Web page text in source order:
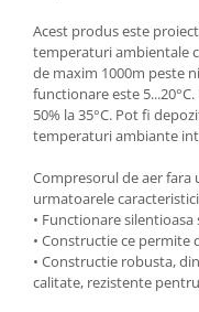
Zdrobitoare electrice &
Zdrobitoare manuale
Masini de cusut si
Articole antidaunatori
Suflante si aspiratoare
Unelte altoit
Unelte manuale de
Acest produs este
temperaturi ambientale
de maxim 1000m peste
functionare este
50% la 35°C. Pot fi
temperaturi ambiante
Compresorul de aer fara
urmatoarele
• Functionare silentioasa
• Constructie ce permite
• Constructie robusta,
calitate, rezistente